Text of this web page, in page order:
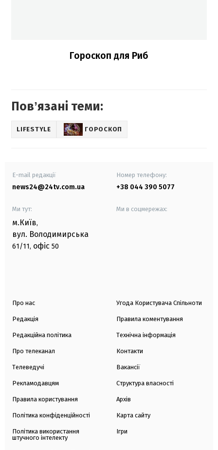
Гороскоп для Риб
Повʼязані теми:
LIFESTYLE ГОРОСКОП
E-mail редакції
news24@24tv.com.ua
Номер телефону:
+38 044 390 5077
Ми тут:
м.Київ,
вул. Володимирська
61/11, офіс 50
Ми в соцмережах:
Про нас
Редакція
Редакційна політика
Про телеканал
Телеведучі
Рекламодавцям
Правила користування
Політика конфіденційності
Політика використання
штучного інтелекту
Угода Користувача Спільноти
Правила коментування
Технічна інформація
Контакти
Вакансії
Структура власності
Архів
Карта сайту
Ігри